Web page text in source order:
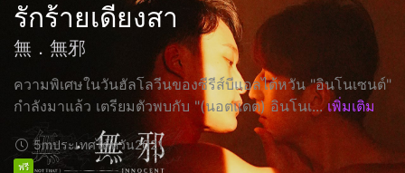
รักร้ายเดียงสา
無．無邪
ความพิเศษในวันฮัลโลวีนของซีรีส์บีแอลไต้หวัน "อินโนเซนต์"
กำลังมาแล้ว เตรียมตัวพบกับ "(นอตแดต) อินโนเ... เพิ่มเติม
5mประเทศไต้หวัน2021
ฟรี